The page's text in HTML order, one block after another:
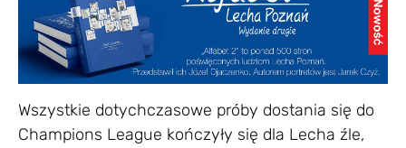
Wszystkie dotychczasowe próby dostania się do
Champions League kończyły się dla Lecha źle,